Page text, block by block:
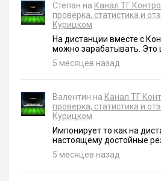
Степан на Канал ТГ
проверка, статистика и
Курицком
На дистанции вместе с
можно зарабатывать. Это
5 месяцев назад
Валентин на Канал ТГ
проверка, статистика и
Курицком
Импонирует то как на
настоящему достойные
5 месяцев назад